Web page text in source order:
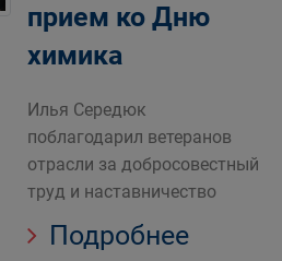
прием ко Дню
химика
Илья Середюк
поблагодарил ветеранов
отрасли за добросовестный
труд и наставничество
Подробнее